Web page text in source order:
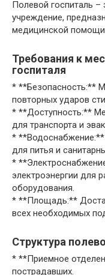
Полевой госпиталь
учреждение,
медицинской помощи
Требования к
госпиталя
* **Безопасность:**
повторных ударов
* **Доступность:**
для транспорта и
* **Водоснабжение:**
для питья и
*
электроэнергии для
оборудования.
* **Площадь:**
всех необходимых
Структура
* **Приемное
пострадавших.